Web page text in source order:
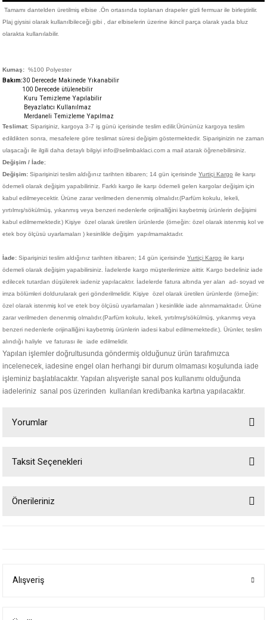
Tamamı dantelden üretilmiş elbise .Ön ortasında toplanan drapeler gizli fermuar ile birleştirilir.
Plaj giysisi olarak kullanılbileceği gibi , dar elbiselerin üzerine ikincil parça olarak yada bluz
olarakta kullanılabilir.
Kumaş: %100 Polyester
Bakım:30 Derecede Makinede Yıkanabilir
100 Derecede ütülenebilir
Kuru Temizleme Yapılabilir
Beyazlatıcı Kullanılmaz
Merdaneli Temizleme Yapılmaz
Teslimat; Siparişiniz, kargoya 3-7 iş günü içerisinde teslim edilir.Ürününüz kargoya teslim
edildikten sonra, mesafelere göre teslimat süresi değişim göstermektedir. Siparişinizin ne zaman
ulaşacağı ile ilgili daha detaylı bilgiyi info@selimbaklaci.com a mail atarak öğrenebilirsiniz.
Değişim / İade;
Değişim: Siparişinizi teslim aldığınız tarihten itibaren; 14 gün içerisinde Yurtiçi Kargo ile karşı
ödemeli olarak değişim yapabiliriniz. Farklı kargo ile karşı ödemeli gelen kargolar değişim için
kabul edilmeyecektir. Ürüne zarar verilmeden denenmiş olmalıdır.(Parfüm kokulu, lekeli,
yırtılmış/sökülmüş, yıkanmış veya benzeri nedenlerle orijinalliğini kaybetmiş ürünlerin değişimi
kabul edilmemektedir.) Kişiye
özel olarak üretilen ürünlerde (örneğin: özel olarak istenmiş kol ve
etek boy ölçüsü uyarlamaları ) kesinlikle değişim yapılmamaktadır.
İade: Siparişinizi teslim aldığınız tarihten itibaren; 14 gün içerisinde Yurtiçi Kargo ile karşı
ödemeli olarak değişim yapabilirsiniz. İadelerde kargo müşterilerimize aittir. Kargo bedeliniz iade
edilecek tutardan düşülerek iadeniz yapılacaktır. İadelerde fatura altında yer alan ad- soyad ve
imza bölümleri doldurularak geri gönderilmelidir. Kişiye
özel olarak üretilen ürünlerde (örneğin:
özel olarak istenmiş kol ve etek boy ölçüsü uyarlamaları ) kesinlikle iade alınmamaktadır. Ürüne
zarar verilmeden denenmiş olmalıdır.(Parfüm kokulu, lekeli, yırtılmış/sökülmüş, yıkanmış veya
benzeri nedenlerle orijinalliğini kaybetmiş ürünlerin iadesi kabul edilmemektedir.). Ürünler, teslim
alındığı haliyle ve faturası ile iade edilmelidir.
Yapılan işlemler doğrultusunda göndermiş olduğunuz ürün tarafımızca
incelenecek, iadesine engel olan herhangi bir durum olmaması koşulunda iade
işleminiz başlatılacaktır. Yapılan alışverişte sanal pos kullanımı olduğunda
iadeleriniz sanal pos üzerinden kullanılan kredi/banka kartına yapılacaktır.
Yorumlar
Taksit Seçenekleri
Önerileriniz
Alışveriş